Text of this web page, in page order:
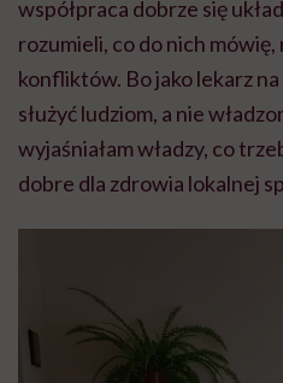
współpraca dobrze się
rozumieli, co do nich mówię,
konfliktów. Bo jako lekarz
służyć ludziom, a nie
wyjaśniałam władzy, co
dobre dla zdrowia lokalnej